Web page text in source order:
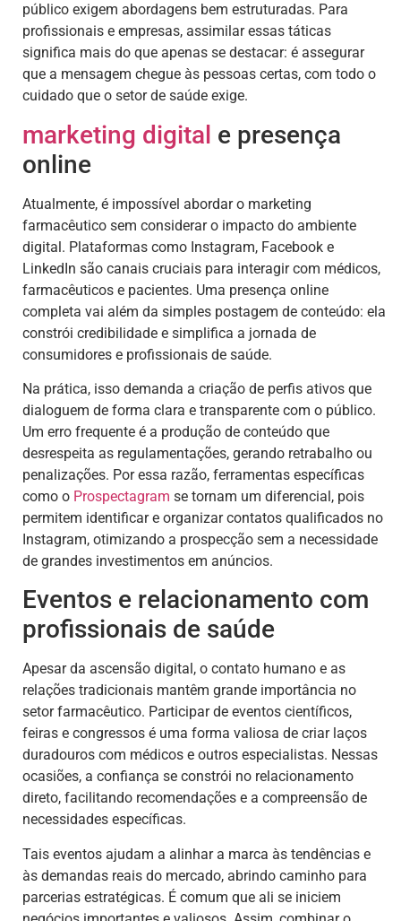
público exigem abordagens bem estruturadas. Para
profissionais e empresas, assimilar essas táticas
significa mais do que apenas se destacar: é assegurar
que a mensagem chegue às pessoas certas, com todo o
cuidado que o setor de saúde exige.
marketing digital e presença
online
Atualmente, é impossível abordar o marketing
farmacêutico sem considerar o impacto do ambiente
digital. Plataformas como Instagram, Facebook e
LinkedIn são canais cruciais para interagir com médicos,
farmacêuticos e pacientes. Uma presença online
completa vai além da simples postagem de conteúdo: ela
constrói credibilidade e simplifica a jornada de
consumidores e profissionais de saúde.
Na prática, isso demanda a criação de perfis ativos que
dialoguem de forma clara e transparente com o público.
Um erro frequente é a produção de conteúdo que
desrespeita as regulamentações, gerando retrabalho ou
penalizações. Por essa razão, ferramentas específicas
como o Prospectagram se tornam um diferencial, pois
permitem identificar e organizar contatos qualificados no
Instagram, otimizando a prospecção sem a necessidade
de grandes investimentos em anúncios.
Eventos e relacionamento com
profissionais de saúde
Apesar da ascensão digital, o contato humano e as
relações tradicionais mantêm grande importância no
setor farmacêutico. Participar de eventos científicos,
feiras e congressos é uma forma valiosa de criar laços
duradouros com médicos e outros especialistas. Nessas
ocasiões, a confiança se constrói no relacionamento
direto, facilitando recomendações e a compreensão de
necessidades específicas.
Tais eventos ajudam a alinhar a marca às tendências e
às demandas reais do mercado, abrindo caminho para
parcerias estratégicas. É comum que ali se iniciem